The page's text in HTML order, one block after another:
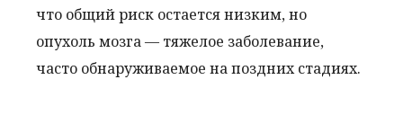
что общий риск остается низким, но
опухоль мозга — тяжелое заболевание,
часто обнаруживаемое на поздних стадиях.